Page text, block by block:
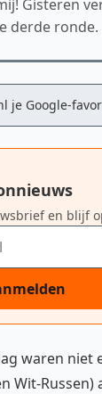
Gisteren
derde ronde.
je Google-
en blijf
waren niet
Wit-Russen)